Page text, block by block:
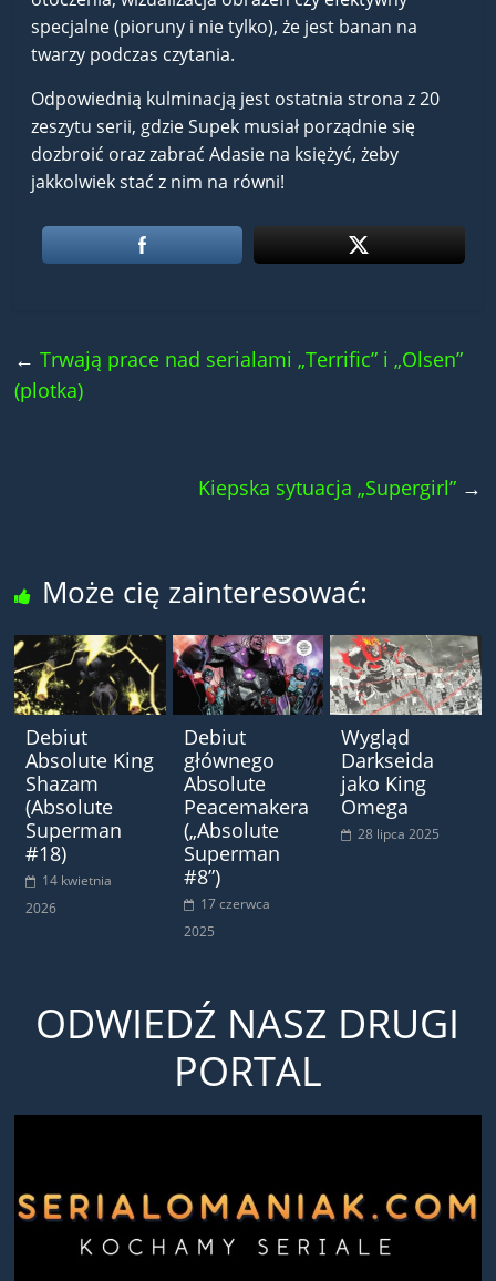
specjalne (pioruny i nie tylko), że jest banan na
twarzy podczas czytania.
Odpowiednią kulminacją jest ostatnia strona z 20
zeszytu serii, gdzie Supek musiał porządnie się
dozbroić oraz zabrać Adasie na księżyć, żeby
jakkolwiek stać z nim na równi!
← Trwają prace nad serialami „Terrific” i „Olsen”
(plotka)
Kiepska sytuacja „Supergirl” →
Może cię zainteresować:
Debiut
Absolute King
Shazam
(Absolute
Superman
#18)
14 kwietnia
2026
Debiut
głównego
Absolute
Peacemakera
(„Absolute
Superman
#8”)
17 czerwca
2025
Wygląd
Darkseida
jako King
Omega
28 lipca 2025
ODWIEDŹ NASZ DRUGI
PORTAL